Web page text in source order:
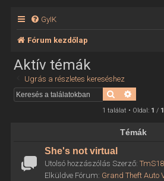
GyIK
Fórum kezdőlap
Aktív témák
Ugrás a részletes kereséshez
Keresés
1 találat • Oldal: 1 / 1
Témák
She's not virtual
Utolsó hozzászólás Szerző:
Elküldve Fórum: Grand Theft Auto